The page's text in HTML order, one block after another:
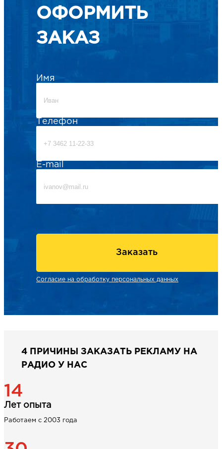
ОФОРМИТЬ
ЗАКАЗ
Имя
Телефон
E-mail
Заказать
Согласие на обработку персональных данных
4 ПРИЧИНЫ ЗАКАЗАТЬ РЕКЛАМУ НА
РАДИО У НАС
14
Лет опыта
Работаем с 2003 года